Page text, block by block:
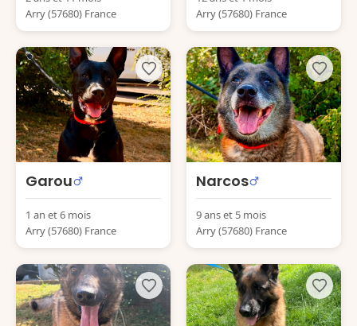
Arry (57680) France
Arry (57680) France
Garou
1 an et 6 mois
Arry (57680) France
Narcos
9 ans et 5 mois
Arry (57680) France